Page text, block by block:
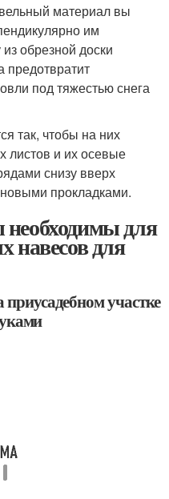
материал вы
им
обрезной доски
под тяжестью снега
так, чтобы на них
листов и их осевые
снизу вверх
прокладками.
для
навесов для
участке